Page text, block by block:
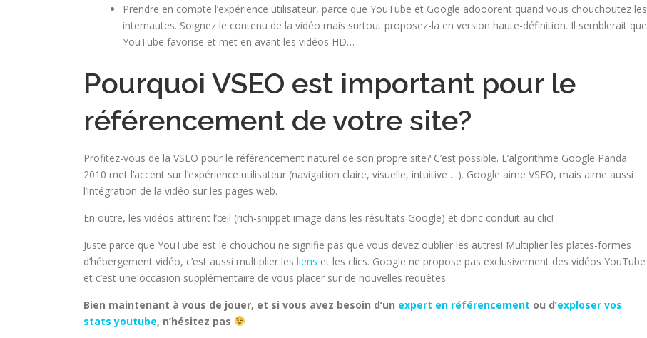
Prendre en compte l’expérience utilisateur, parce que YouTube et Google adooorent quand vous chouchoutez les
internautes. Soignez le contenu de la vidéo mais surtout proposez-la en version haute-définition. Il semblerait que
YouTube favorise et met en avant les vidéos HD…
Pourquoi VSEO est important pour le
référencement de votre site?
Profitez-vous de la VSEO pour le référencement naturel de son propre site? C’est possible. L’algorithme Google Panda
2010 met l’accent sur l’expérience utilisateur (navigation claire, visuelle, intuitive …). Google aime VSEO, mais aime aussi
l’intégration de la vidéo sur les pages web.
En outre, les vidéos attirent l’œil (rich-snippet image dans les résultats Google) et donc conduit au clic!
Juste parce que YouTube est le chouchou ne signifie pas que vous devez oublier les autres! Multiplier les plates-formes
d’hébergement vidéo, c’est aussi multiplier les liens et les clics. Google ne propose pas exclusivement des vidéos YouTube
et c’est une occasion supplémentaire de vous placer sur de nouvelles requêtes.
Bien maintenant à vous de jouer, et si vous avez besoin d’un expert en référencement ou d’exploser vos
stats youtube, n’hésitez pas